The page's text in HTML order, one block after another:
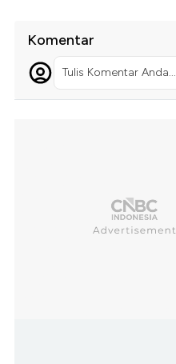
Komentar
Tulis Komentar Anda...